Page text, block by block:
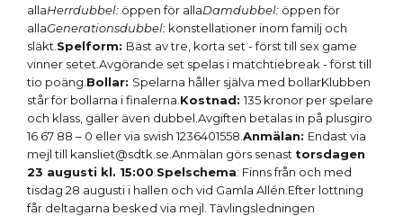
allaHerrdubbel: öppen för allaDamdubbel: öppen för
allaGenerationsdubbel: konstellationer inom familj och
släkt. Spelform: Bäst av tre, korta set - först till sex game
vinner setet.Avgörande set spelas i matchtiebreak - först till
tio poäng. Bollar: Spelarna håller själva med bollarKlubben
står för bollarna i finalerna. Kostnad:135 kronor per spelare
och klass, gäller även dubbel.Avgiften betalas in på plusgiro
16 67 88 – 0 eller via swish 1236401558. Anmälan: Endast via
mejl till kansliet@sdtk.se.Anmälan görs senast torsdagen
23 augusti kl. 15:00 Spelschema: Finns från och med
tisdag 28 augusti i hallen och vid Gamla Allén.Efter lottning
får deltagarna besked via mejl. Tävlingsledningen